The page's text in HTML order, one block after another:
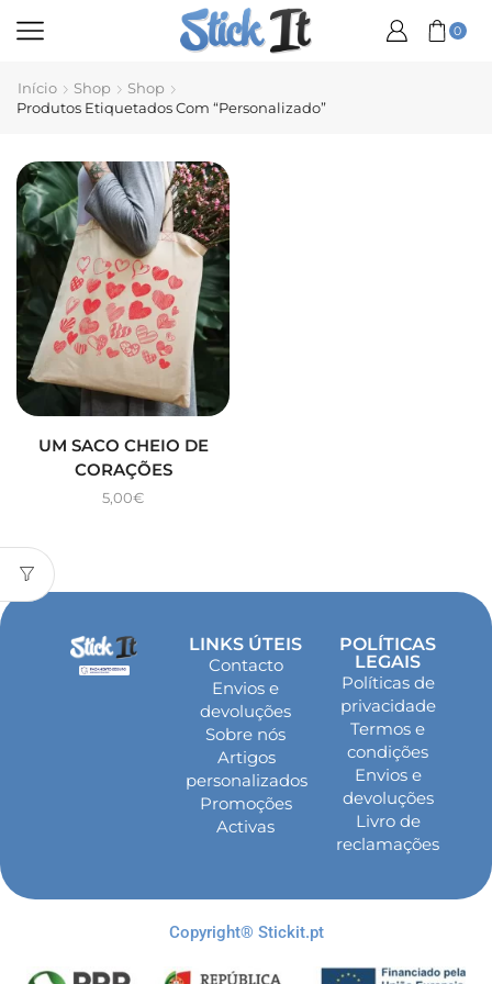
0
Início Shop
Shop
Produtos Etiquetados Com “personalizado”
UM SACO CHEIO DE
CORAÇÕES
5,00€
LINKS ÚTEIS
Contacto
Envios e
devoluções
Sobre nós
Artigos
personalizados
Promoções
Activas
POLÍTICAS
LEGAIS
Políticas de
privacidade
Termos e
condições
Envios e
devoluções
Livro de
reclamações
Copyright® Stickit.pt